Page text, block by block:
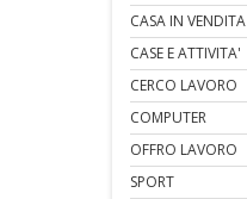
CASA IN VENDITA
CASE E ATTIVITA'
CERCO LAVORO
COMPUTER
OFFRO LAVORO
SPORT